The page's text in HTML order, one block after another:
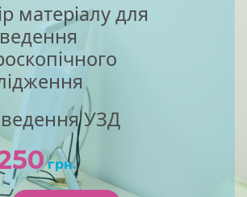
матеріалу для
УЗД
грн.